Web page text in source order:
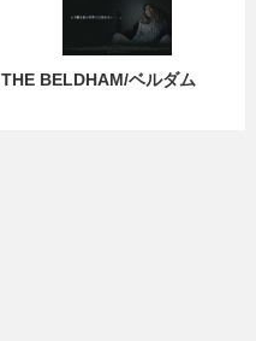
THE BELDHAM/ベルダム